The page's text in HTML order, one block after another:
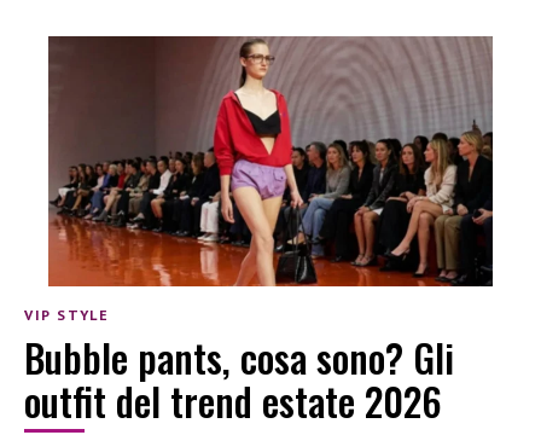
VIP STYLE
Bubble pants, cosa sono? Gli
outfit del trend estate 2026